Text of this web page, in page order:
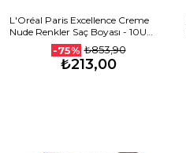
L'Oréal Paris Excellence Creme
Nude Renkler Saç Boyası - 10U
Nude Açık Sarı
-75% ₺853,90
₺213,00